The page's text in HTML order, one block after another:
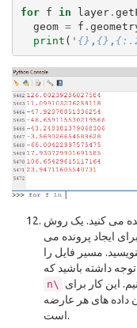
for f in layer.
geom = f .
print ( ' {} , {} ,
می کنید. یک روش
ایجاد پرونده می
مسیر فایل را
داشته باشید که
n\
داده های هر عارضه
است.